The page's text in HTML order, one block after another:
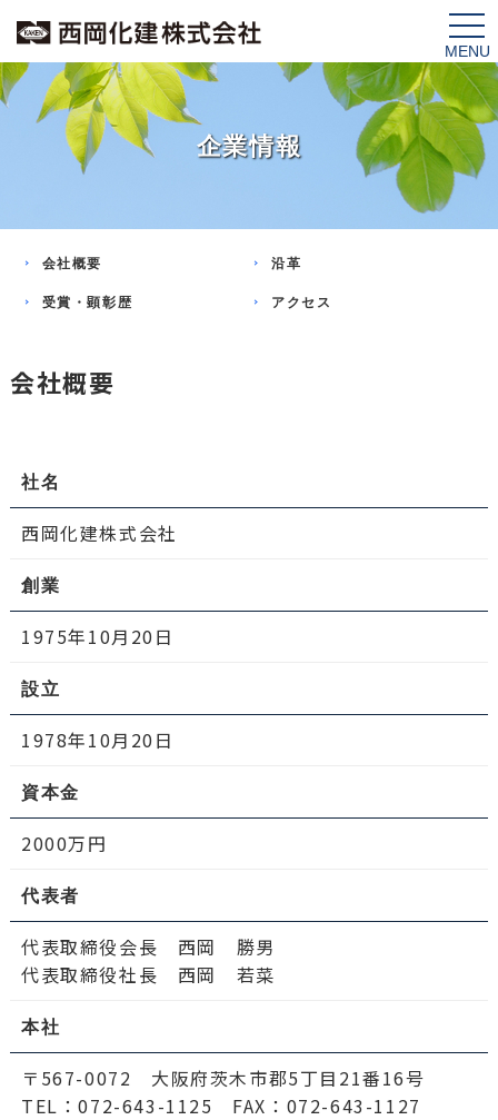
企業情報
会社概要 沿革
受賞・顕彰歴 アクセス
会社概要
社名
西岡化建株式会社
創業
1975年10月20日
設立
1978年10月20日
資本金
2000万円
代表者
代表取締役会長 西岡 勝男
代表取締役社長 西岡 若菜
本社
〒567-0072 大阪府茨木市郡5丁目21番16号
TEL：072-643-1125 FAX：072-643-1127